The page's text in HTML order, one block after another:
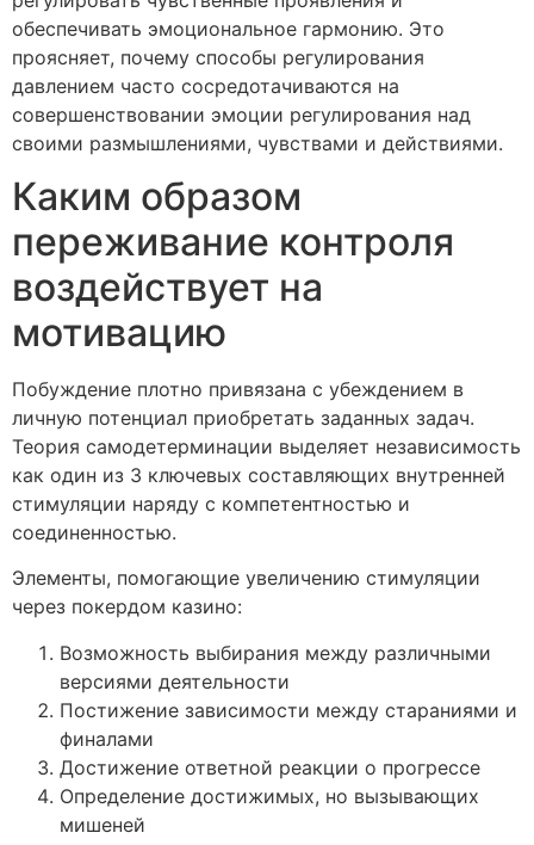
обеспечивать эмоциональное гармонию. Это
проясняет, почему способы регулирования
давлением часто сосредотачиваются на
совершенствовании эмоции регулирования над
своими размышлениями, чувствами и действиями.
Каким образом
переживание контроля
воздействует на
мотивацию
Побуждение плотно привязана с убеждением в
личную потенциал приобретать заданных задач.
Теория самодетерминации выделяет независимость
как один из 3 ключевых составляющих внутренней
стимуляции наряду с компетентностью и
соединенностью.
Элементы, помогающие увеличению стимуляции
через покердом казино:
Возможность выбирания между различными
версиями деятельности
Постижение зависимости между стараниями и
финалами
Достижение ответной реакции о прогрессе
Определение достижимых, но вызывающих
мишеней